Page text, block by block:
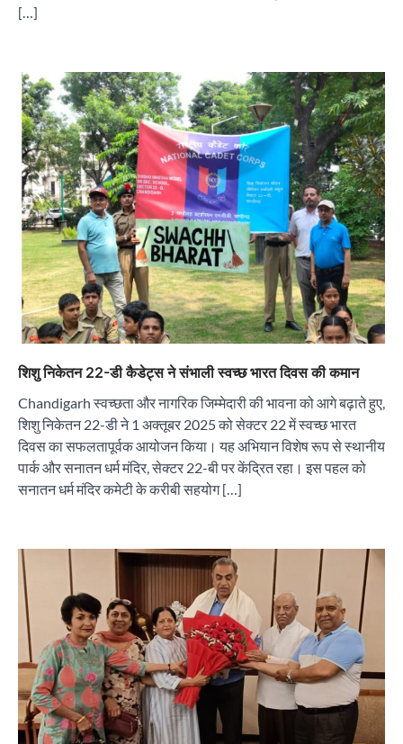
[…]
शिशु निकेतन 22-डी कैडेट्स ने संभाली स्वच्छ भारत दिवस की कमान
Chandigarh स्वच्छता और नागरिक जिम्मेदारी की भावना को आगे बढ़ाते हुए,
शिशु निकेतन 22-डी ने 1 अक्तूबर 2025 को सेक्टर 22 में स्वच्छ भारत
दिवस का सफलतापूर्वक आयोजन किया। यह अभियान विशेष रूप से स्थानीय
पार्क और सनातन धर्म मंदिर, सेक्टर 22-बी पर केंद्रित रहा। इस पहल को
सनातन धर्म मंदिर कमेटी के करीबी सहयोग […]
2
“वोकल फॉर लोकल” से “लोकल टू ग्लोबल” की ओर भारत
का बढ़ता कदम, 12 से 15 अगस्त तक भारत मंडपम में होगा
भव्य भारत व्यापार महोत्सव : हरीश गर्ग
City uday August 6, 2026
सोलर एनर्जी वेंडर्स एसोसिएशन (सेवा) ने पंजाब में सौर
परियोजनाओं की बाधाओं को दूर करने के लिए पीएसपीसीएल